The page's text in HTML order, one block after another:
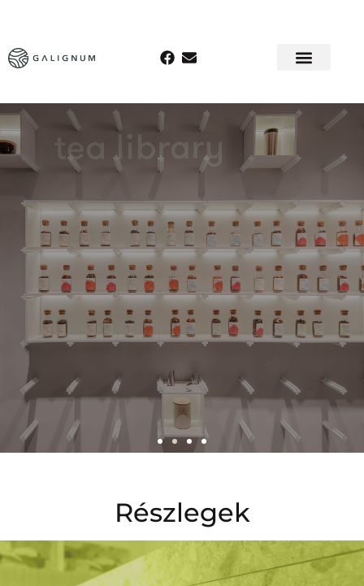
elképzeléseket
keltünk
életre.
Részlegek